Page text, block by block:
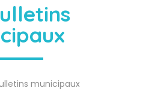
municipaux